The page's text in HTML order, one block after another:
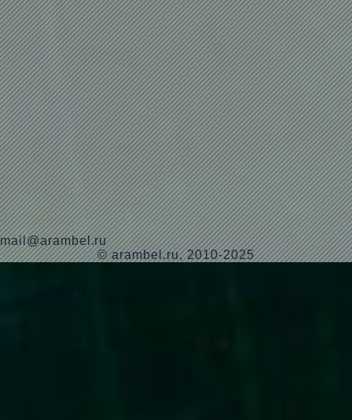
mail@arambel.ru
© arambel.ru, 2010-2025